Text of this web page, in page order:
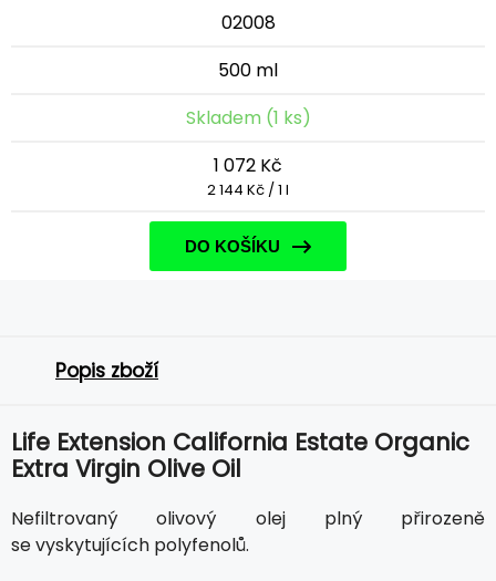
02008
500 ml
Skladem (1 ks)
1 072 Kč
2 144 Kč / 1 l
DO KOŠÍKU
Popis zboží
Life Extension California Estate Organic
Extra Virgin Olive Oil
Nefiltrovaný olivový olej plný přirozeně
se vyskytujících polyfenolů.